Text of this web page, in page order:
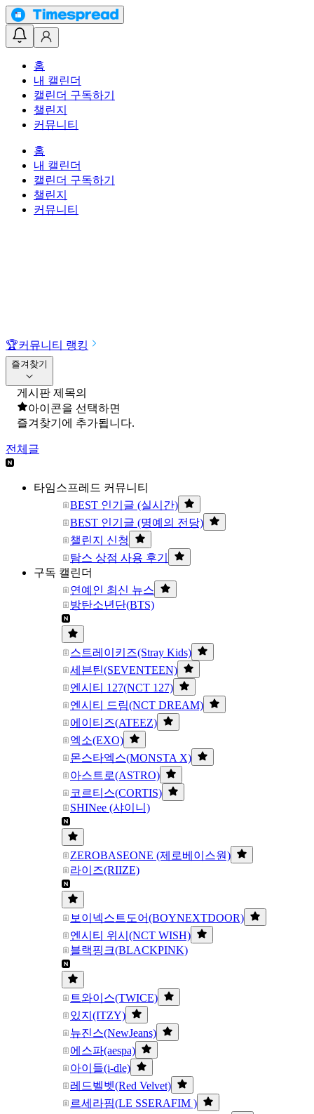
홈
내 캘린더
캘린더 구독하기
챌린지
커뮤니티
홈
내 캘린더
캘린더 구독하기
챌린지
커뮤니티
🏆커뮤니티 랭킹
즐겨찾기
게시판 제목의
아이콘을 선택하면
즐겨찾기에 추가됩니다.
전체글
타임스프레드 커뮤니티
BEST 인기글 (실시간)
BEST 인기글 (명예의 전당)
챌린지 신청
탐스 상점 사용 후기
구독 캘린더
연예인 최신 뉴스
방탄소년단(BTS)
스트레이키즈(Stray Kids)
세븐틴(SEVENTEEN)
엔시티 127(NCT 127)
엔시티 드림(NCT DREAM)
에이티즈(ATEEZ)
엑소(EXO)
몬스타엑스(MONSTA X)
아스트로(ASTRO)
코르티스(CORTIS)
SHINee (샤이니)
ZEROBASEONE (제로베이스원)
라이즈(RIIZE)
보이넥스트도어(BOYNEXTDOOR)
엔시티 위시(NCT WISH)
블랙핑크(BLACKPINK)
트와이스(TWICE)
있지(ITZY)
뉴진스(NewJeans)
에스파(aespa)
아이들(i-dle)
레드벨벳(Red Velvet)
르세라핌(LE SSERAFIM )